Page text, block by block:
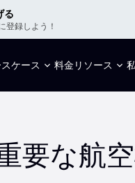
る
登録しよう！
ケース 料金 リソース
要な航